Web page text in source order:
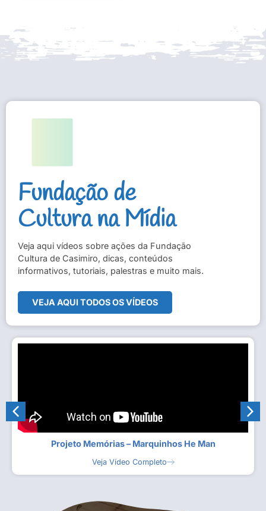
Fundação de
Cultura na Mídia
Veja aqui vídeos sobre ações da Fundação
Cultura de Casimiro, dicas, conteúdos
informativos, tutoriais, palestras e muito mais.
VEJA AQUI TODOS OS VÍDEOS
Projeto Memórias – Marquinhos He Man
Veja Vídeo Completo